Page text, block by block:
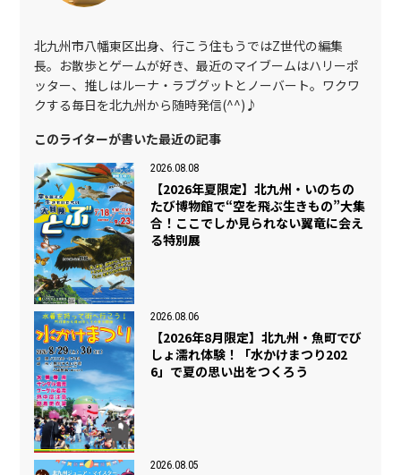
北九州市八幡東区出身、行こう住もうではZ世代の編集
長。お散歩とゲームが好き、最近のマイブームはハリーポ
ッター、推しはルーナ・ラブグットとノーバート。ワクワ
クする毎日を北九州から随時発信(^^)♪
このライターが書いた最近の記事
2026.08.08
【2026年夏限定】北九州・いのちの
たび博物館で“空を飛ぶ生きもの”大集
合！ここでしか見られない翼竜に会え
る特別展
2026.08.06
【2026年8月限定】北九州・魚町でび
しょ濡れ体験！「水かけまつり202
6」で夏の思い出をつくろう
2026.08.05